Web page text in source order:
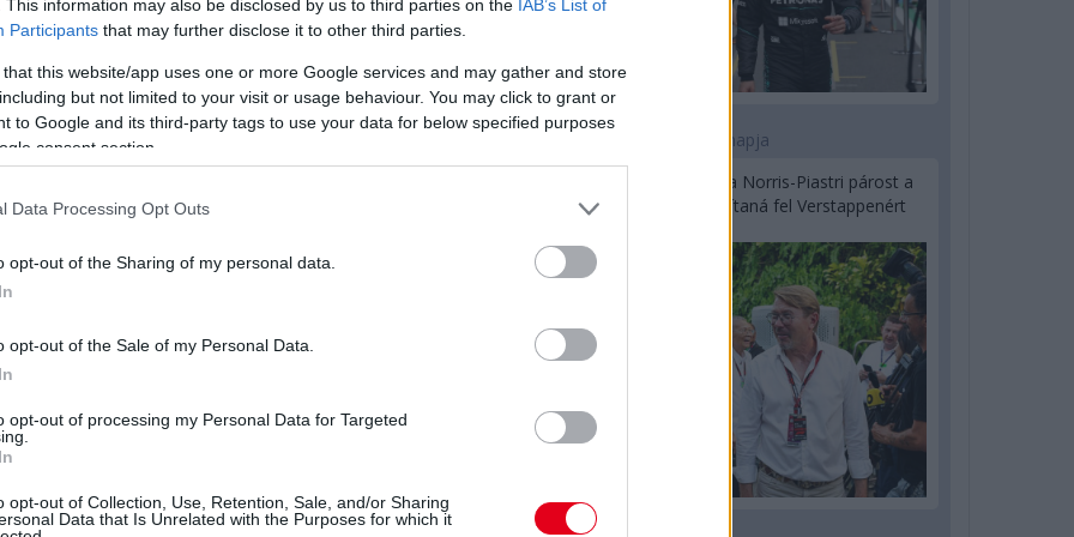
This information may also be disclosed by us to third parties on the IAB’s List of
Participants that may further disclose it to other third parties.
that this website/app uses one or more Google services and may gather and store
but not limited to your visit or usage behaviour. You may click to grant or
to Google and its third-party tags to use your data for below specified purposes
consent section.
Data Processing Opt Outs
opt-out of the Sharing of my personal data.
opt-out of the Sale of my Personal Data.
opt-out of processing my Personal Data for Targeted
opt-out of Collection, Use, Retention, Sale, and/or Sharing
Data that Is Unrelated with the Purposes for which it
az alábbi gombokkal:
1 napja
Hakkinen megtartaná a Norris-Piastri párost a
McLarennél, nem borítaná fel Verstappenért